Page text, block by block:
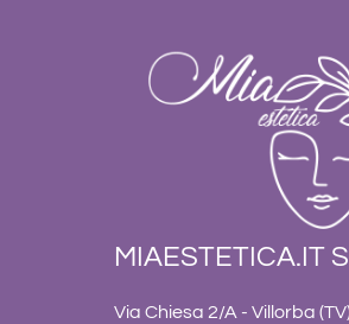
MIAESTETICA.IT
Via Chiesa 2/A - Villorba